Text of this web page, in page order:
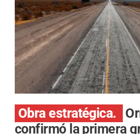
Obra estratégica.
confirmó la primera